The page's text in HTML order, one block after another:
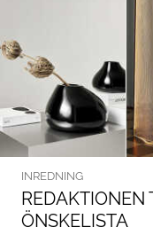
INREDNING
REDAKTIONEN
ÖNSKELISTA